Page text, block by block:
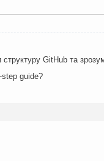
GitHub та
step guide?